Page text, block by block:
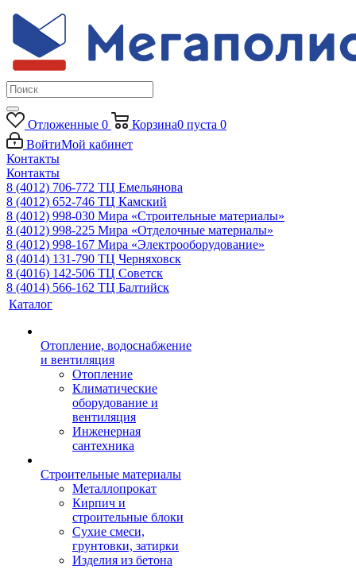
Отложенные 0 Корзина0 пуста 0
ВойтиМой кабинет
Контакты
Контакты
8 (4012) 706-772 ТЦ Емельянова
8 (4012) 652-746 ТЦ Камский
8 (4012) 998-030 Мира «Строительные материалы»
8 (4012) 998-225 Мира «Отделочные материалы»
8 (4012) 998-167 Мира «Электрооборудование»
8 (4014) 131-790 ТЦ Черняховск
8 (4016) 142-506 ТЦ Советск
8 (4014) 566-162 ТЦ Балтийск
Каталог
Отопление, водоснабжение
и вентиляция
Отопление
Климатические
оборудование и
вентиляция
Инженерная
сантехника
Строительные материалы
Металлопрокат
Кирпич и
строительные блоки
Сухие смеси,
грунтовки, затирки
Изделия из бетона